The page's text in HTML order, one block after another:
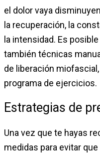
el dolor vaya
la recuperación, la
la intensidad. Es
también técnicas
de liberación
programa de ejercicios.
Estrategias de
Una vez que te hayas
medidas para evitar